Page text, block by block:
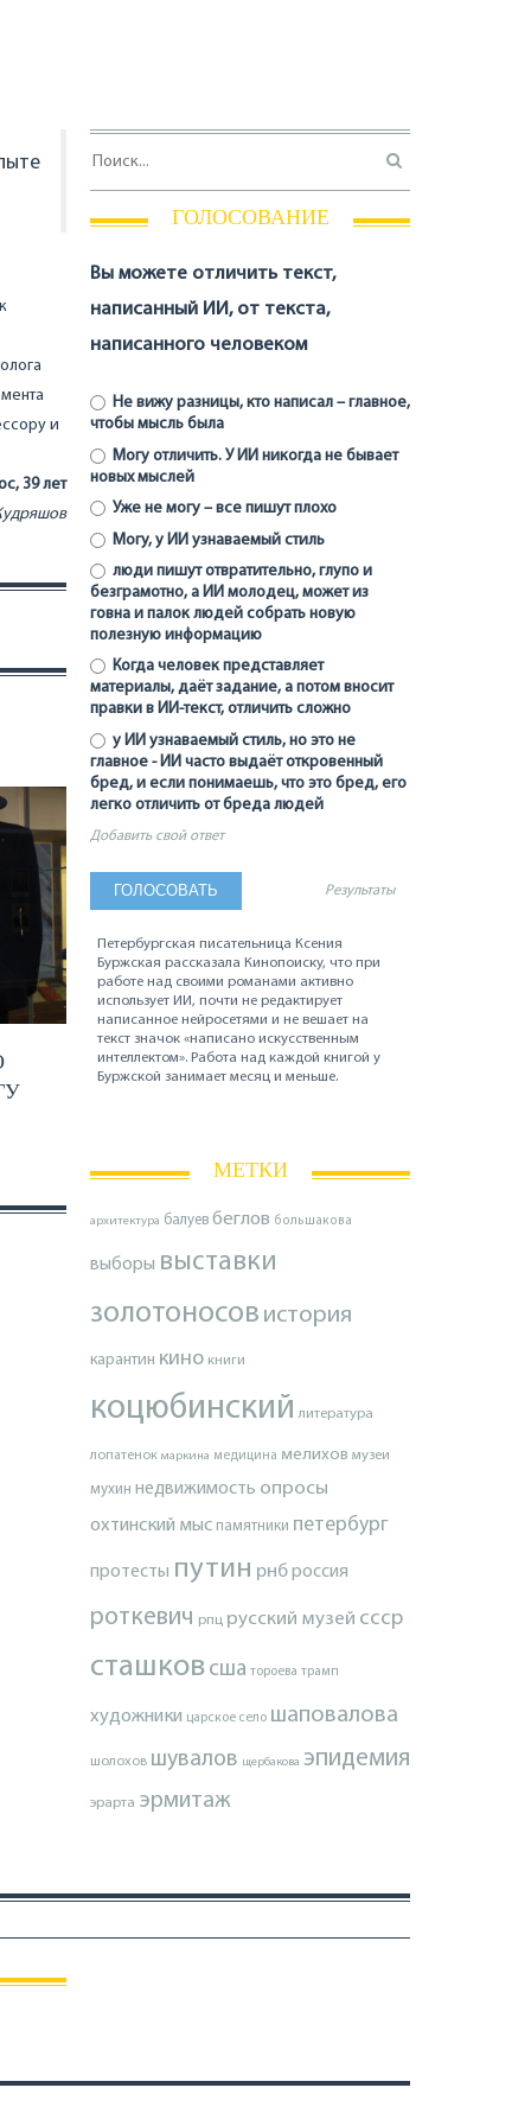
и
39 лет
ГОЛОСОВАНИЕ
Вы можете отличить текст,
написанный ИИ, от текста,
написанного человеком
Не вижу разницы, кто написал – главное,
чтобы мысль была
Могу отличить. У ИИ никогда не бывает
новых мыслей
Уже не могу – все пишут плохо
Могу, у ИИ узнаваемый стиль
люди пишут отвратительно, глупо и
безграмотно, а ИИ молодец, может из
говна и палок людей собрать новую
полезную информацию
Когда человек представляет
материалы, даёт задание, а потом вносит
правки в ИИ-текст, отличить сложно
у ИИ узнаваемый стиль, но это не
главное - ИИ часто выдаёт откровенный
бред, и если понимаешь, что это бред, его
легко отличить от бреда людей
Добавить свой ответ
Результаты
Петербургская писательница Ксения
Буржская рассказала Кинопоиску, что при
работе над своими романами активно
использует ИИ, почти не редактирует
написанное нейросетями и не вешает на
текст значок «написано искусственным
интеллектом». Работа над каждой книгой у
Буржской занимает месяц и меньше.
МЕТКИ
архитектура балуев беглов большакова
выборы выставки
золотоносов история
карантин кино книги
коцюбинский литература
лопатенок маркина медицина мелихов музеи
мухин недвижимость опросы
охтинский мыс памятники петербург
протесты путин рнброссия
роткевич рпц русский музей ссср
сташков сша тороева трамп
художники царское село шаповалова
шолохов шувалов щербакова эпидемия
эрарта эрмитаж